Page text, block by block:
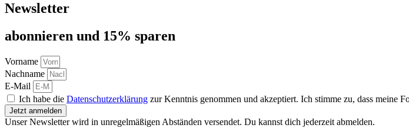
Newsletter
abon­nie­ren und 15% sparen
Vorname
Nachname
E-Mail
Ich habe die Datenschutzerklärung zur Kenntnis genommen und akzeptiert. Ich stimme zu, dass meine
Jetzt anmelden
Unser Newsletter wird in unregelmäßigen Abständen versendet. Du kannst dich jederzeit abmelden.